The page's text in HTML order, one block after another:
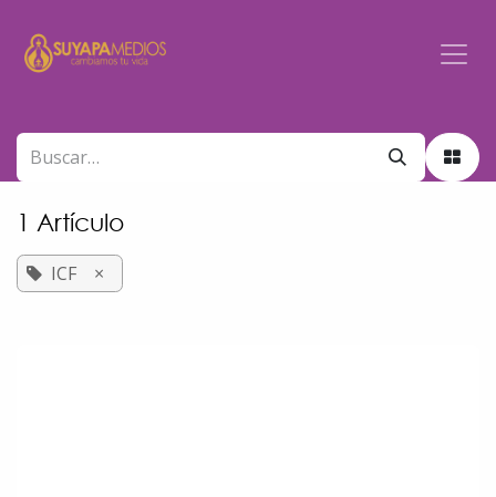
1 Artículo
ICF ×